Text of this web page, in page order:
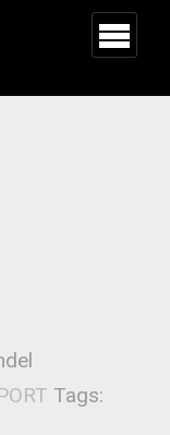
Tags: